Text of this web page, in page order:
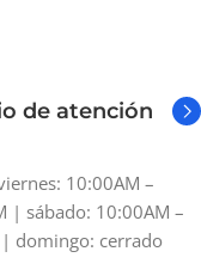
de atención
10:00AM –
| sábado: 10:00AM –
domingo: cerrado